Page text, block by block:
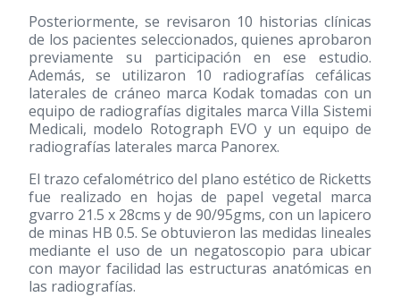
Posteriormente, se revisaron 10 historias clínicas
de los pacientes seleccionados, quienes aprobaron
previamente su participación en ese estudio.
Además, se utilizaron 10 radiografías cefálicas
laterales de cráneo marca Kodak tomadas con un
equipo de radiografías digitales marca Villa Sistemi
Medicali, modelo Rotograph EVO y un equipo de
radiografías laterales marca Panorex.
El trazo cefalométrico del plano estético de Ricketts
fue realizado en hojas de papel vegetal marca
gvarro 21.5 x 28cms y de 90/95gms, con un lapicero
de minas HB 0.5. Se obtuvieron las medidas lineales
mediante el uso de un negatoscopio para ubicar
con mayor facilidad las estructuras anatómicas en
las radiografías.